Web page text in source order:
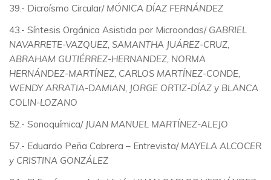
39.- Dicroísmo Circular/ MÓNICA DÍAZ FERNÁNDEZ
43.- Síntesis Orgánica Asistida por Microondas/ GABRIEL
NAVARRETE-VAZQUEZ, SAMANTHA JUÁREZ-CRUZ,
ABRAHAM GUTIÉRREZ-HERNANDEZ, NORMA
HERNÁNDEZ-MARTÍNEZ, CARLOS MARTÍNEZ-CONDE,
WENDY ARRATIA-DAMIAN, JORGE ORTIZ-DÍAZ y BLANCA
COLIN-LOZANO
52.- Sonoquímica/ JUAN MANUEL MARTÍNEZ-ALEJO
57.- Eduardo Peña Cabrera – Entrevista/ MAYELA ALCOCER
y CRISTINA GONZÁLEZ